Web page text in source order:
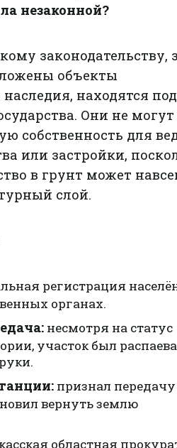
незаконной?
законодательству,
объекты
находятся под
Они не
собственность для
или застройки,
в грунт может
слой.
регистрация
органах.
несмотря на статус
участок был
признал передачу
вернуть землю
областная